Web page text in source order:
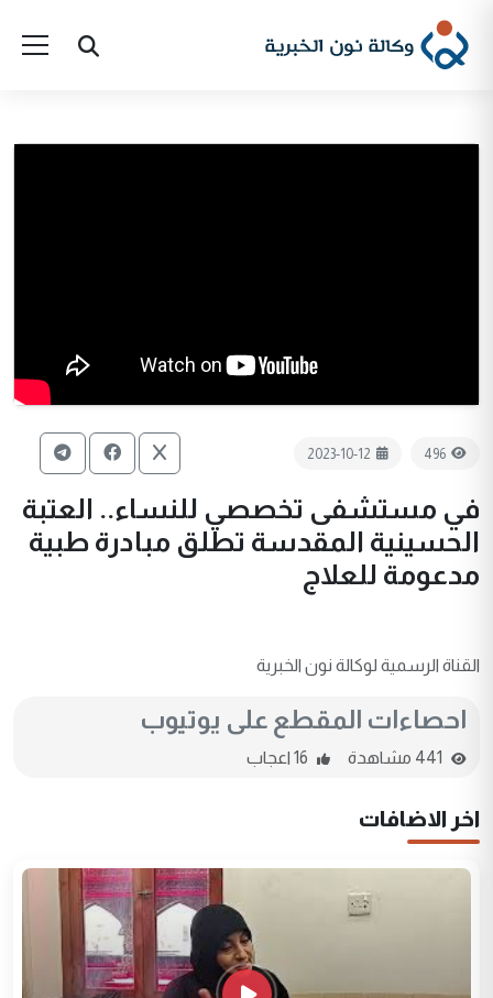
496
2023-10-12
في مستشفى تخصصي للنساء.. العتبة
الحسينية المقدسة تطلق مبادرة طبية
مدعومة للعلاج
القناة الرسمية لوكالة نون الخبرية
احصاءات المقطع على يوتيوب
اخر الاضافات